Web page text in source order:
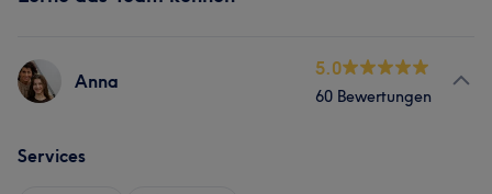
Anna
5.0
60 Bewertungen
Services